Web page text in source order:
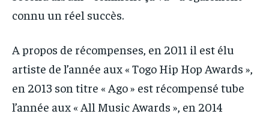
connu un réel succès.
A propos de récompenses, en 2011 il est élu
artiste de l’année aux « Togo Hip Hop Awards »,
en 2013 son titre « Ago » est récompensé tube
l’année aux « All Music Awards », en 2014